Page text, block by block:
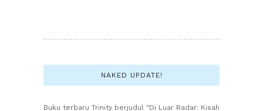
NAKED UPDATE!
Buku terbaru Trinity berjudul "Di Luar Radar: Kisah